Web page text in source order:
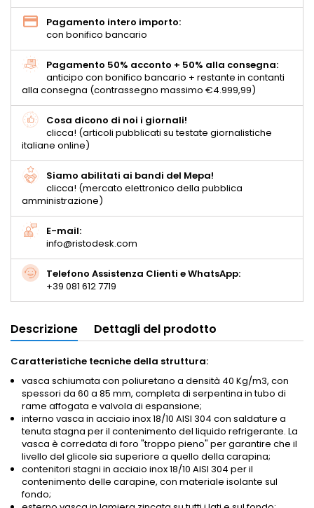
Pagamento intero importo:
con bonifico bancario
Pagamento 50% acconto + 50% alla consegna:
anticipo con bonifico bancario + restante in contanti
alla consegna (contrassegno massimo €4.999,99)
Cosa dicono di noi i giornali!
clicca! (articoli pubblicati su testate giornalistiche
italiane online)
Siamo abilitati ai bandi del Mepa!
clicca! (mercato elettronico della pubblica
amministrazione)
E-mail:
info@ristodesk.com
Telefono Assistenza Clienti e WhatsApp:
+39 081 612 7719
Descrizione Dettagli del prodotto
Caratteristiche tecniche della struttura:
vasca schiumata con poliuretano a densità 40 Kg/m3, con
spessori da 60 a 85 mm, completa di serpentina in tubo di
rame affogata e valvola di espansione;
interno vasca in acciaio inox 18/10 AISI 304 con saldature a
tenuta stagna per il contenimento del liquido refrigerante. La
vasca è corredata di foro "troppo pieno" per garantire che il
livello del glicole sia superiore a quello della carapina;
contenitori stagni in acciaio inox 18/10 AISI 304 per il
contenimento delle carapine, con materiale isolante sul
fondo;